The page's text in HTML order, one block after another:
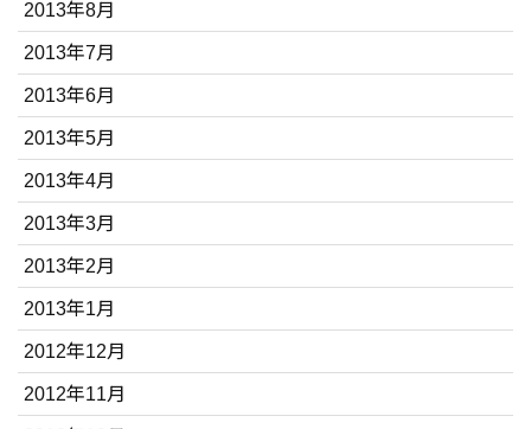
2013年8月
2013年7月
2013年6月
2013年5月
2013年4月
2013年3月
2013年2月
2013年1月
2012年12月
2012年11月